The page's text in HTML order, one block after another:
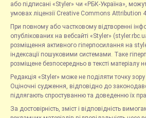
або підписані «Styler» чи «РБК-Україна»,
умовах ліцензії Creative Commons Attribution
При повному або частковому відтворенні
опублікованих на вебсайті «Styler»
розміщення активного гіперпосилання на
індексації пошуковими системами. Таке
розміщене безпосередньо в тексті матеріалу
Редакція «Styler» може не поділяти точку зору
Оціночні судження, відповідно до
підлягають спростуванню та доведенню їх
За достовірність, зміст і відповідність